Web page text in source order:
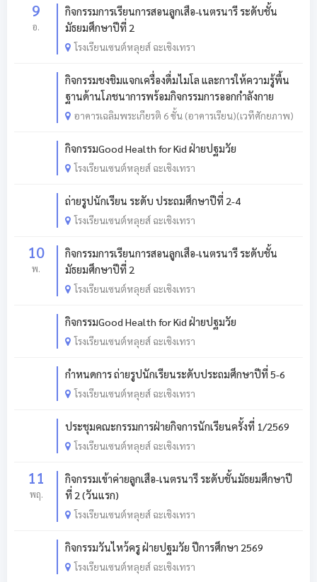
9
อ.
กิจกรรมการเรียนการสอนลูกเสือ-เนตรนารี ระดับชั้น
มัธยมศึกษาปีที่ 2
โรงเรียนเซนต์หลุยส์ ฉะเชิงเทรา
กิจกรรมชงชิมแจกเครื่องดื่มไมโล และการให้ความรู้พื้น
ฐานด้านโภชนาการพร้อมกิจกรรมการออกกำลังกาย
อาคารเฉลิมพระเกียรติ 6 ชั้น (อาคารเรียน)(เวทีศักยภาพ)
กิจกรรมGood Health for Kid ฝ่ายปฐมวัย
โรงเรียนเซนต์หลุยส์ ฉะเชิงเทรา
ถ่ายรูปนักเรียน ระดับ ประถมศึกษาปีที่ 2-4
โรงเรียนเซนต์หลุยส์ ฉะเชิงเทรา
10
พ.
กิจกรรมการเรียนการสอนลูกเสือ-เนตรนารี ระดับชั้น
มัธยมศึกษาปีที่ 2
โรงเรียนเซนต์หลุยส์ ฉะเชิงเทรา
กิจกรรมGood Health for Kid ฝ่ายปฐมวัย
โรงเรียนเซนต์หลุยส์ ฉะเชิงเทรา
กำหนดการ ถ่ายรูปนักเรียนระดับประถมศึกษาปีที่ 5-6
โรงเรียนเซนต์หลุยส์ ฉะเชิงเทรา
ประชุมคณะกรรมการฝ่ายกิจการนักเรียนครั้งที่ 1/2569
โรงเรียนเซนต์หลุยส์ ฉะเชิงเทรา
11
พฤ.
กิจกรรมเข้าค่ายลูกเสือ-เนตรนารี ระดับชั้นมัธยมศึกษาปี
ที่ 2 (วันแรก)
โรงเรียนเซนต์หลุยส์ ฉะเชิงเทรา
กิจกรรมวันไหว้ครู ฝ่ายปฐมวัย ปีการศึกษา 2569
โรงเรียนเซนต์หลุยส์ ฉะเชิงเทรา